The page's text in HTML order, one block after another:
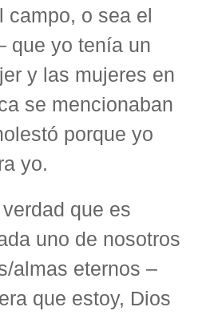
campo, o sea el
que yo tenía un
y las mujeres en
se mencionaban
porque yo
yo.
que es
uno de nosotros
almas eternos –
que estoy, Dios